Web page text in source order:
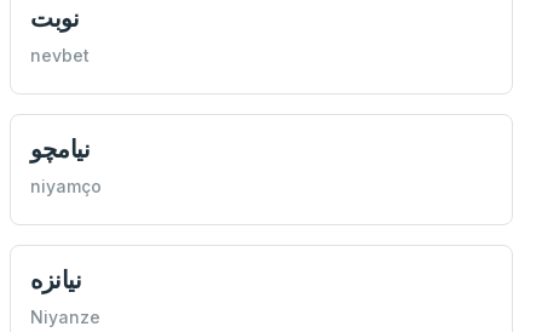
نوبت
nevbet
نيامچو
niyamço
نيانزه
Niyanze